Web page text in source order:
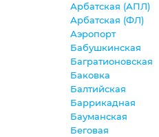
Арбатская (АПЛ)
Арбатская (ФЛ)
Аэропорт
Бабушкинская
Багратионовская
Баковка
Балтийская
Баррикадная
Бауманская
Беговая